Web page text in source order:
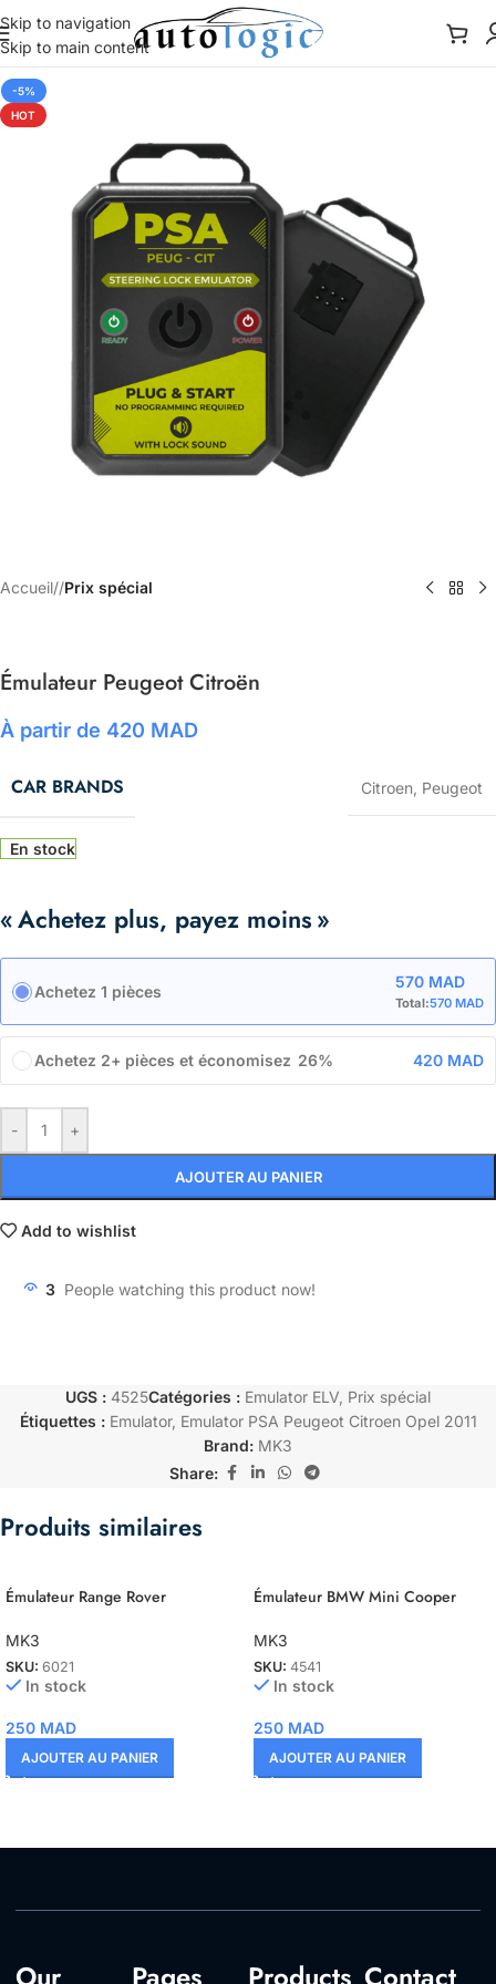
Skip to navigation
Skip to main content
-5%
HOT
Accueil/ Prix spécial
Émulateur Peugeot Citroën
À partir de 420 MAD
CAR BRANDS Citroen Peugeot
En stock
« Achetez plus, payez moins »
Achetez 1 pièces 570 MAD
Total:570 MAD
Achetez 2+ pièces et économisez 26% 420 MAD
- +
AJOUTER AU PANIER
Add to wishlist
3 People watching this product now!
UGS : 4525Catégories : Emulator ELV Prix spécial
Étiquettes : Emulator, Emulator PSA Peugeot Citroen Opel 2011
Brand: MK3
Share:
Produits similaires
Émulateur Range Rover
MK3
SKU: 6021
In stock
250 MAD
AJOUTER AU PANIER
Émulateur BMW Mini Cooper
MK3
SKU: 4541
In stock
250 MAD
AJOUTER AU PANIER